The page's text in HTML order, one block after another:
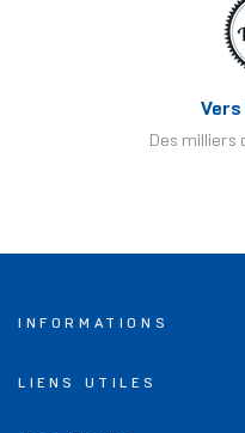
Vers
Des milliers
INFORMATIONS
LIENS UTILES